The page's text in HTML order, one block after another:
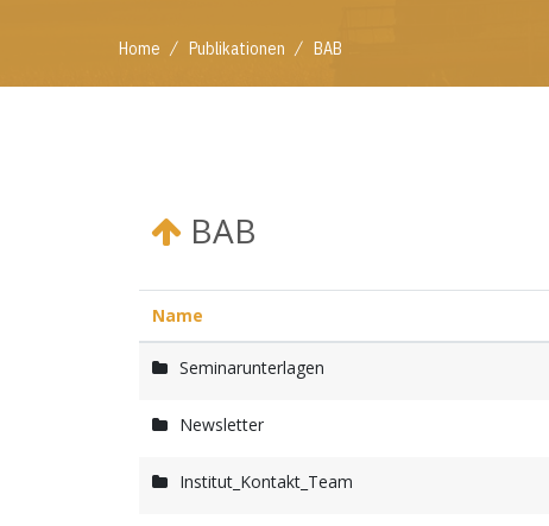
Home / Publikationen / BAB
BAB
Name
Seminarunterlagen
Newsletter
Institut_Kontakt_Team